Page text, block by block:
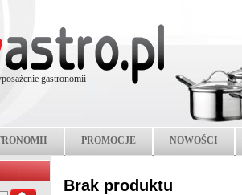
gastronomii
PROMOCJE NOWOŚCI
Brak produktu